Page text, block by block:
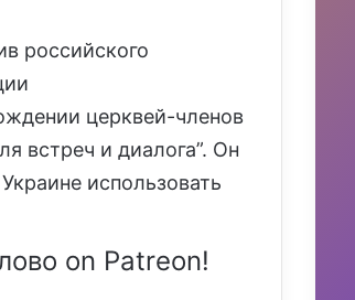
российского
церквей-членов
встреч и диалога”. Он
использовать
on Patreon!